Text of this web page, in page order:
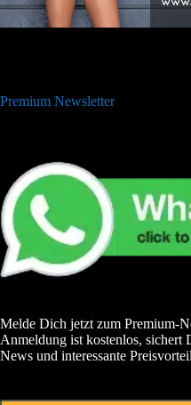
Premium Newsletter
Melde Dich jetzt zum Premium-
Anmeldung ist kostenlos, sichert
News und interessante